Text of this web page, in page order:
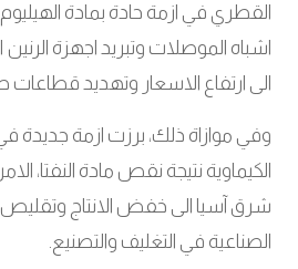
القطري في ازمة حادة بمادة
اشباه الموصلات وتبريد اجهزة
الى ارتفاع الاسعار وتهديد قطاعات
وفي موازاة ذلك، برزت ازمة جديدة
الكيماوية نتيجة نقص مادة النفتا،
شرق آسيا الى خفض الانتاج وتقليص
الصناعية في التغليف والتصنيع.